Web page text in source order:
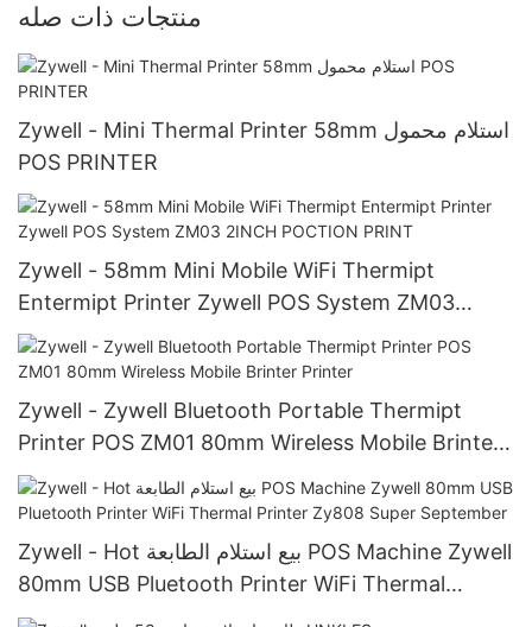
منتجات ذات صله
Zywell - Mini Thermal Printer 58mm استلام محمول
POS PRINTER
Zywell - 58mm Mini Mobile WiFi Thermipt
Entermipt Printer Zywell POS System ZM03
2INCH POCTION PRINT
Zywell - Zywell Bluetooth Portable Thermipt
Printer POS ZM01 80mm Wireless Mobile Brinter
Printer
Zywell - Hot بيع استلام الطابعة POS Machine Zywell
80mm USB Pluetooth Printer WiFi Thermal
Printer Zy808 Super September